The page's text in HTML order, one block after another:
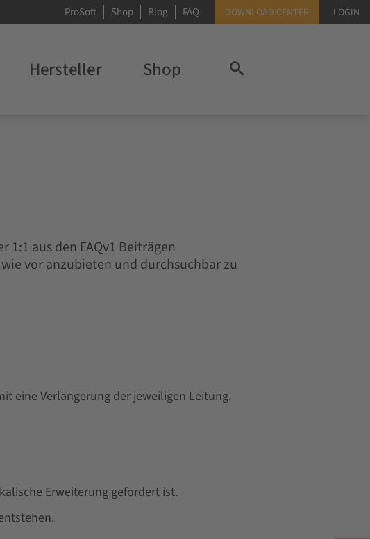
LOGIN
DOWNLOAD CENTER
FAQ
Blog
Shop
ProSoft
Hersteller Shop
aus den FAQv1 Beiträgen
vor anzubieten und durchsuchbar zu
eine Verlängerung der jeweiligen Leitung.
Erweiterung gefordert ist.